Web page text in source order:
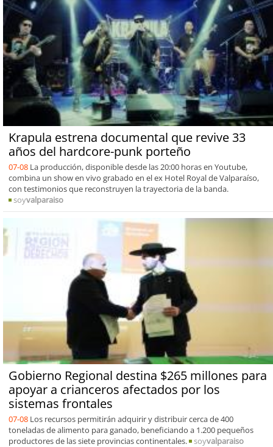
Krapula estrena documental que revive 33
años del hardcore-punk porteño
07-08 La producción, disponible desde las 20:00 horas en Youtube,
combina un show en vivo grabado en el ex Hotel Royal de Valparaíso,
con testimonios que reconstruyen la trayectoria de la banda.
soyvalparaiso
Gobierno Regional destina $265 millones para
apoyar a crianceros afectados por los
sistemas frontales
07-08 Los recursos permitirán adquirir y distribuir cerca de 400
toneladas de alimento para ganado, beneficiando a 1.200 pequeños
productores de las siete provincias continentales.
soyvalparaiso